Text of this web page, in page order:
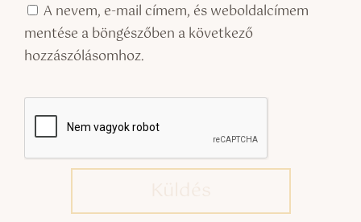
A nevem, e-mail címem, és weboldalcímem
mentése a böngészőben a következő
hozzászólásomhoz.